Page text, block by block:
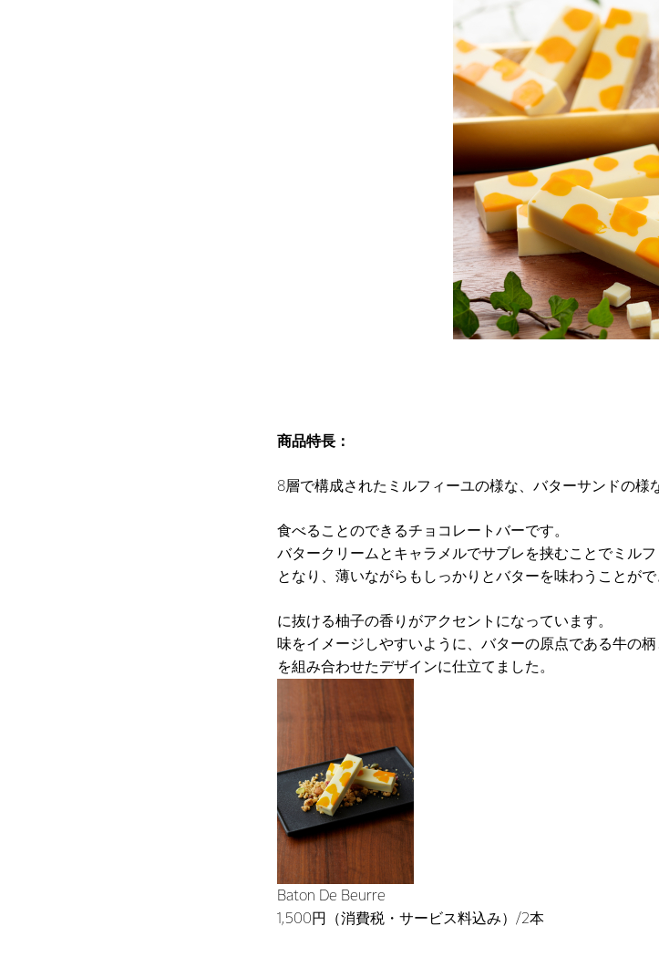
商品特長：
8層で構成されたミルフィーユの様な、バターサンドの様
食べることのできるチョコレートバーです。
バタークリームとキャラメルでサブレを挟むことでミル
となり、薄いながらもしっかりとバターを味わうことが
に抜ける柚子の香りがアクセントになっています。
味をイメージしやすいように、バターの原点である牛の
を組み合わせたデザインに仕立てました。
Baton De Beurre
1,500円（消費税・サービス料込み）/2本